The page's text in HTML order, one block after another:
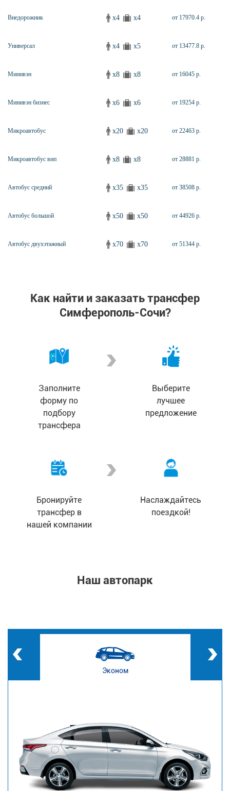
Внедорожник x4 x4 от 17970.4 р.
Универсал x4 x5 от 13477.8 р.
Минивэн x8 x8 от 16045 р.
Минивэн бизнес x6 x6 от 19254 р.
Микроавтобус x20 x20 от 22463 р.
Микроавтобус вип x8 x8 от 28881 р.
Автобус средний x35 x35 от 38508 р.
Автобус большой x50 x50 от 44926 р.
Автобус двухэтажный x70 x70 от 51344 р.
Как найти и заказать трансфер
Симферополь-Сочи?
Заполните
форму по
подбору
трансфера
Выберите
лучшее
предложение
Бронируйте
трансфер в
нашей компании
Наслаждайтесь
поездкой!
Наш автопарк
Эконом